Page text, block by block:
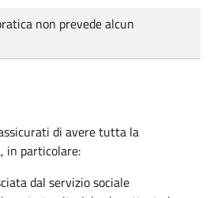
non prevede alcun
di avere tutta la
in particolare:
dal servizio sociale